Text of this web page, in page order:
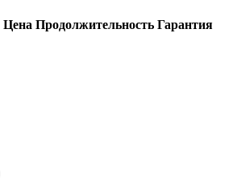
Цена Продолжительность Гарантия